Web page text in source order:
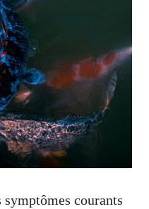
courants